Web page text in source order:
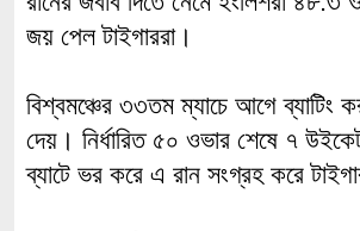
জয় পেল টাইগাররা।
বিশ্বমঞ্চের ৩৩তম ম্যাচে আগে ব্যাটিং
দেয়। নির্ধারিত ৫০ ওভার শেষে ৭
ব্যাটে ভর করে এ রান সংগ্রহ করে